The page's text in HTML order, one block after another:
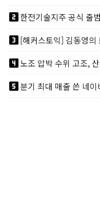
looks_two한전기술지주 공식 출
looks_3[해커스토익] 김동영의
looks_4노조 압박 수위 고조,
looks_5분기 최대 매출 쓴 네이